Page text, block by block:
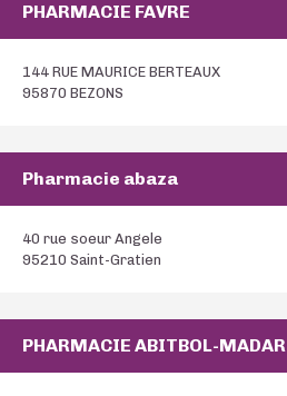
PHARMACIE FAVRE
144 RUE MAURICE BERTEAUX
95870 BEZONS
Pharmacie abaza
40 rue soeur Angele
95210 Saint-Gratien
PHARMACIE ABITBOL-MADAR